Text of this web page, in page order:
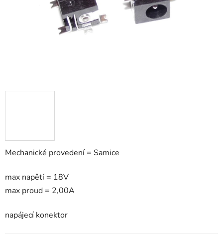
Mechanické provedení = Samice
max napětí = 18V
max proud = 2,00A
napájecí konektor